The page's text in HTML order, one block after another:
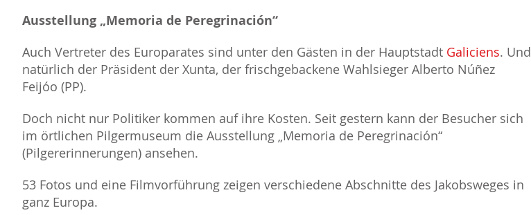
Ausstellung „Memoria de Peregrinación“
Auch Vertreter des Europarates sind unter den Gästen in der Hauptstadt Galiciens. Und
natürlich der Präsident der Xunta, der frischgebackene Wahlsieger Alberto Núñez
Feijóo (PP).
Doch nicht nur Politiker kommen auf ihre Kosten. Seit gestern kann der Besucher sich
im örtlichen Pilgermuseum die Ausstellung „Memoria de Peregrinación“
(Pilgererinnerungen) ansehen.
53 Fotos und eine Filmvorführung zeigen verschiedene Abschnitte des Jakobsweges in
ganz Europa.